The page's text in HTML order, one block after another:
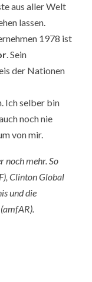
aus aller Welt
lassen.
1978 ist
. Sein
der Nationen
Ich selber bin
noch nie
von mir.
noch mehr. So
Clinton Global
und die